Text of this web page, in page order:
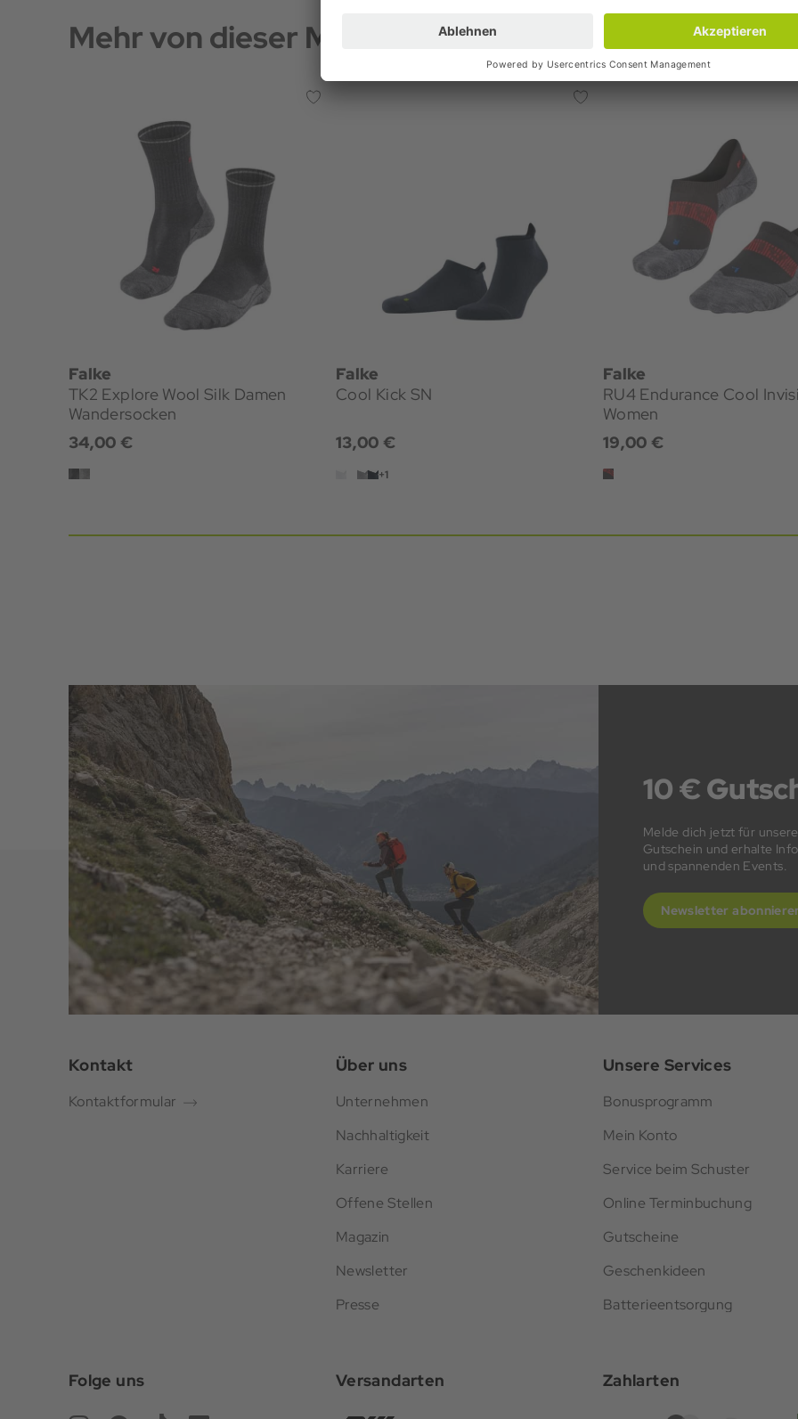
Mehr von dieser Marke
Falke
TK2 Explore Wool Silk Damen
Wandersocken
34,00 €
Falke
Cool Kick SN
13,00 €
+1
Falke
RU4 Endurance Cool
Women
19,00 €
10 €
Melde dich jetzt für
Gutschein und erhalte
und spannenden Events.
Newsletter
Kontakt
Kontaktformular
Über uns
Unternehmen
Nachhaltigkeit
Karriere
Offene Stellen
Magazin
Newsletter
Presse
Unsere Services
Bonusprogramm
Mein Konto
Service beim Schuster
Online Terminbuchung
Gutscheine
Geschenkideen
Batterieentsorgung
Folge uns Versandarten Zahlarten